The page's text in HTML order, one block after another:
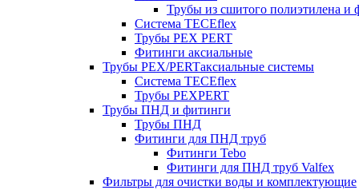
Трубы из сшитого полиэтилена и
Система TECEflex
Трубы PEX PERT
Фитинги аксиальные
Трубы PEX/PERTаксиальные системы
Система TECEflex
Трубы PEXPERT
Трубы ПНД и фитинги
Трубы ПНД
Фитинги для ПНД труб
Фитинги Tebo
Фитинги для ПНД труб Valfex
Фильтры для очистки воды и комплектующие